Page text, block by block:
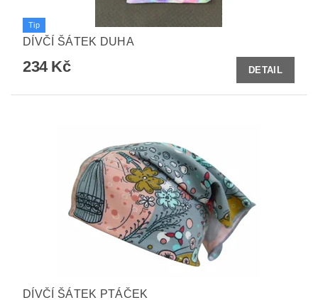
Tip
DÍVČÍ ŠÁTEK DUHA
234 Kč DETAIL
DÍVČÍ ŠÁTEK PTÁČEK